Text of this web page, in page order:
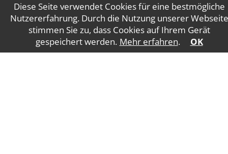
Diese Seite verwendet Cookies für eine bestmögliche
Nutzererfahrung. Durch die Nutzung unserer Webseite
stimmen Sie zu, dass Cookies auf Ihrem Gerät
gespeichert werden. Mehr erfahren. OK
Impressum Datenschutz